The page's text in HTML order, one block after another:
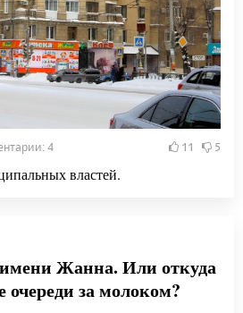
4 11 5
властей.
Жанна. Или откуда
очереди за молоком?